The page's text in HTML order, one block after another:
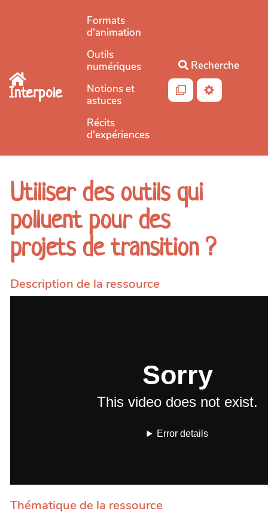
Aller au contenu principal
Interpole
Formats
d'animation
Outils
numériques
Notions et
astuces
Récits
d'expériences
Recherche
Utiliser des outils qui
polluent pour des
projets de transition ?
Description de la ressource
Thématique de la ressource